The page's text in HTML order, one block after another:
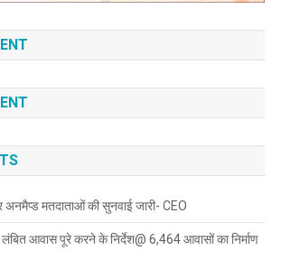
मतदाताओं की सुनवाई जारी- CEO
आवास पूरे करने के निर्देश@ 6,464 आवासों का निर्माण